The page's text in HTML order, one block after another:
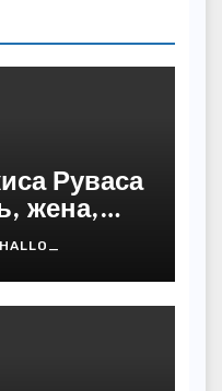
Руваса
жена,
в